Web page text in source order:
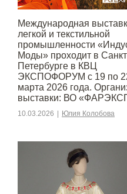
Международная
легкой и текстильной
промышленности
Моды» проходит в
Петербурге в КВЦ
ЭКСПОФОРУМ с 19 по
марта 2026 года.
выставки: ВО
10.03.2026 | Юлия Колобова